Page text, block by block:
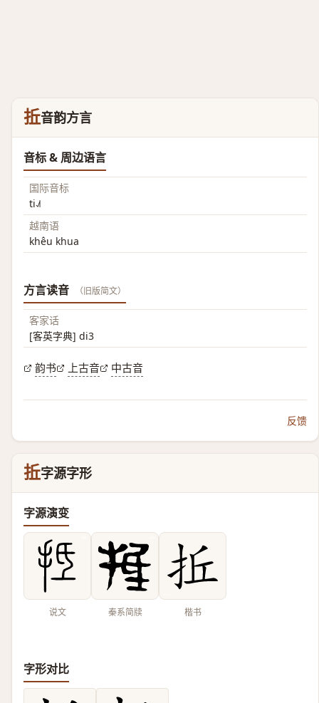
拞音韵方言
音标 & 周边语言
国际音标
ti˨˩˦
越南语
khêu khua
方言读音 （旧版简文）
客家话
[客英字典] di3
韵书 上古音 中古音
反馈
拞字源字形
字源演变
说文 秦系简牍 楷书
字形对比